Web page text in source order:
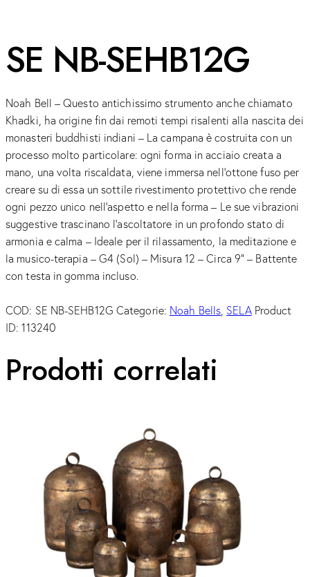
SE NB-SEHB12G
Noah Bell – Questo antichissimo strumento anche chiamato
Khadki, ha origine fin dai remoti tempi risalenti alla nascita dei
monasteri buddhisti indiani – La campana è costruita con un
processo molto particolare: ogni forma in acciaio creata a
mano, una volta riscaldata, viene immersa nell’ottone fuso per
creare su di essa un sottile rivestimento protettivo che rende
ogni pezzo unico nell’aspetto e nella forma – Le sue vibrazioni
suggestive trascinano l’ascoltatore in un profondo stato di
armonia e calma – Ideale per il rilassamento, la meditazione e
la musico-terapia – G4 (Sol) – Misura 12 – Circa 9” – Battente
con testa in gomma incluso.
COD: SE NB-SEHB12G Categorie: Noah Bells, SELA Product
ID:113240
Prodotti correlati